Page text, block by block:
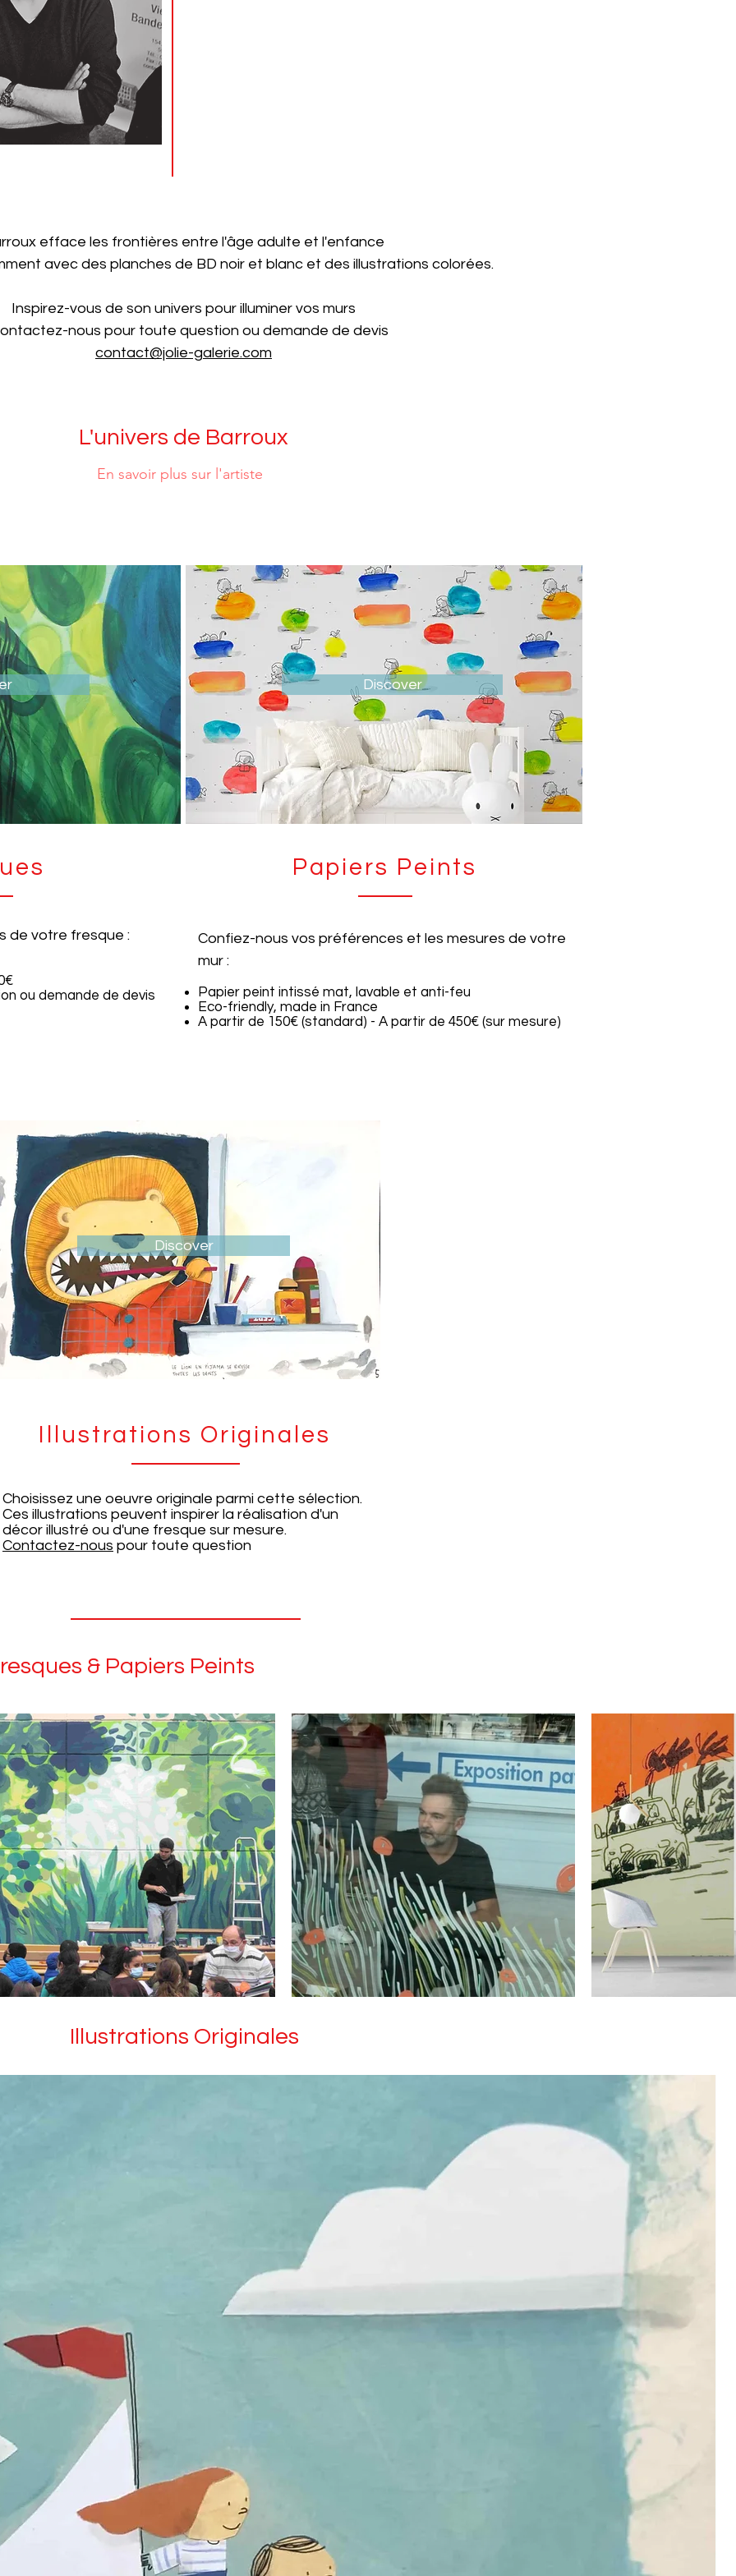
efface les frontières entre l'âge adulte et l'enfance
avec des planches de BD noir et blanc et des illustrations colorées.
Inspirez-vous de son univers pour illuminer vos murs
nous pour toute question ou demande de devis
contact@jolie-galerie.com
L'univers de Barroux
En savoir plus sur l'artiste
de votre fresque :
ou demande de devis
Discover
Papiers Peints
Confiez-nous vos préférences et les mesures de votre
mur :
Papier peint intissé mat, lavable et anti-feu
Eco-friendly, made in France
A partir de 150€ (standard) - A partir de 450€ (sur mesure)
Discover
Illustrations Originales
Choisissez une oeuvre originale parmi cette sélection.
Ces illustrations peuvent inspirer la réalisation d'un
décor illustré ou d'une fresque sur mesure.
Contactez-nous pour toute question
& Papiers Peints
Illustrations Originales